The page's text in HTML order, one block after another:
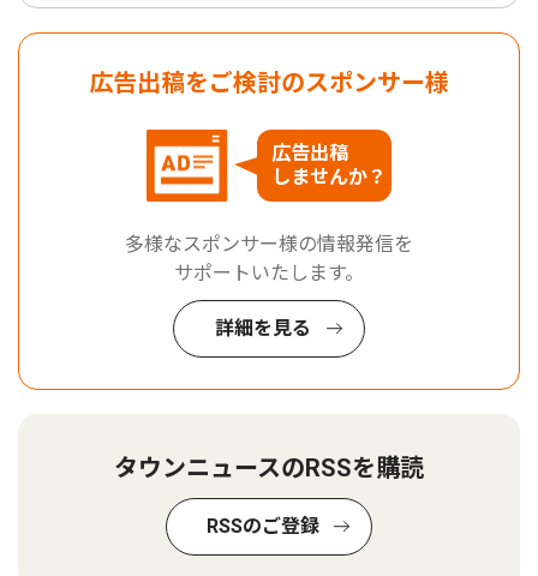
広告出稿をご検討のスポンサー様
広告出稿
しませんか？
多様なスポンサー様の情報発信を
サポートいたします。
詳細を見る
タウンニュースのRSSを購読
RSSのご登録